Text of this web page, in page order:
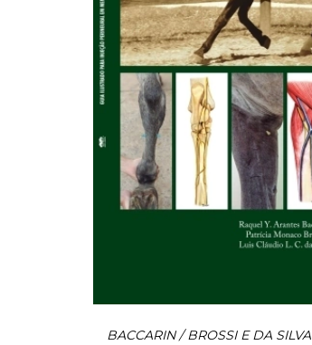
BACCARIN / BROSSI E DA SILVA